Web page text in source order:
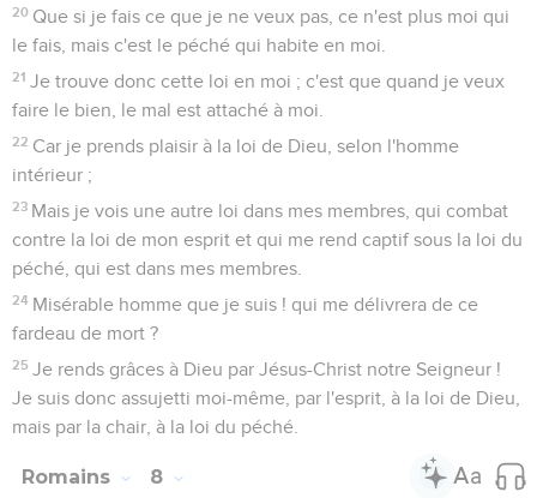
20 Que si je fais ce que je ne veux pas, ce n'est plus moi qui
le fais, mais c'est le péché qui habite en moi.
21 Je trouve donc cette loi en moi ; c'est que quand je veux
faire le bien, le mal est attaché à moi.
22 Car je prends plaisir à la loi de Dieu, selon l'homme
intérieur ;
23 Mais je vois une autre loi dans mes membres, qui combat
contre la loi de mon esprit et qui me rend captif sous la loi du
péché, qui est dans mes membres.
24 Misérable homme que je suis ! qui me délivrera de ce
fardeau de mort ?
25 Je rends grâces à Dieu par Jésus-Christ notre Seigneur !
Je suis donc assujetti moi-même, par l'esprit, à la loi de Dieu,
mais par la chair, à la loi du péché.
Romains 8